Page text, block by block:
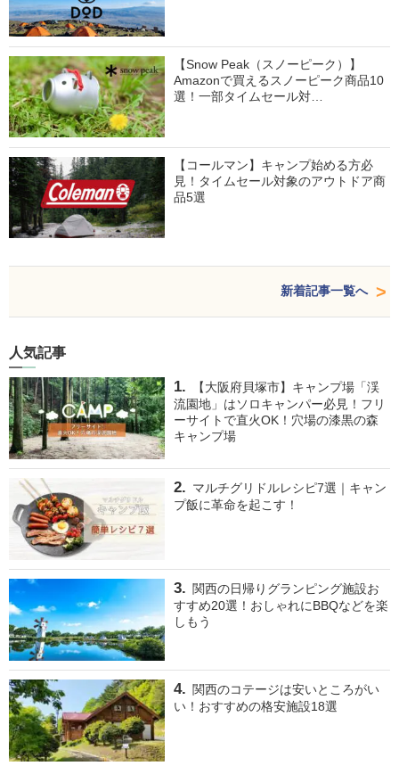
【Snow Peak（スノーピーク）】
Amazonで買えるスノーピーク商品10
選！一部タイムセール対…
【コールマン】キャンプ始める方必
見！タイムセール対象のアウトドア商
品5選
新着記事一覧へ
人気記事
【大阪府貝塚市】キャンプ場「渓
流園地」はソロキャンパー必見！フリ
ーサイトで直火OK！穴場の漆黒の森
キャンプ場
マルチグリドルレシピ7選｜キャン
プ飯に革命を起こす！
関西の日帰りグランピング施設お
すすめ20選！おしゃれにBBQなどを楽
しもう
関西のコテージは安いところがい
い！おすすめの格安施設18選